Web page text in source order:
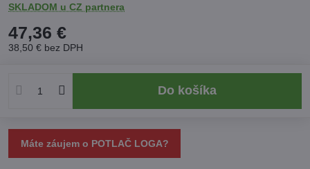
SKLADOM u CZ partnera
47,36 €
38,50 € bez DPH
Do košíka
Máte záujem o POTLAČ LOGA?